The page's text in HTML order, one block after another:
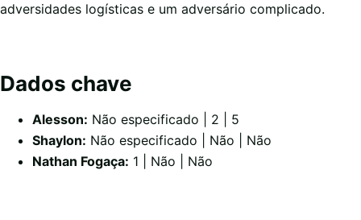
adversidades logísticas e um adversário complicado.
Dados chave
Alesson: Não especificado | 2 | 5
Shaylon: Não especificado | Não | Não
Nathan Fogaça: 1 | Não | Não